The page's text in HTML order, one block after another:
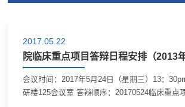
2017.05.22
会议时间：2017年5月24日（星期三）13：30pm 会议地点
研楼125会议室 答辩顺序：20170524临床重点